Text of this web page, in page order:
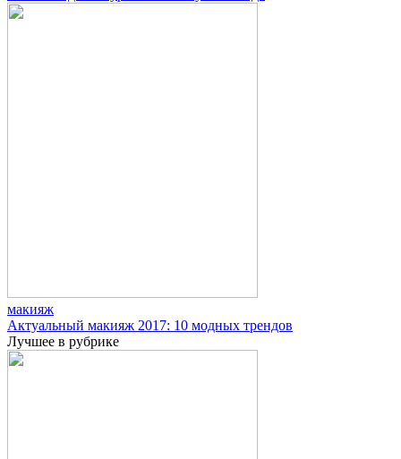
макияж
Актуальный макияж 2017: 10 модных трендов
Лучшее в рубрике